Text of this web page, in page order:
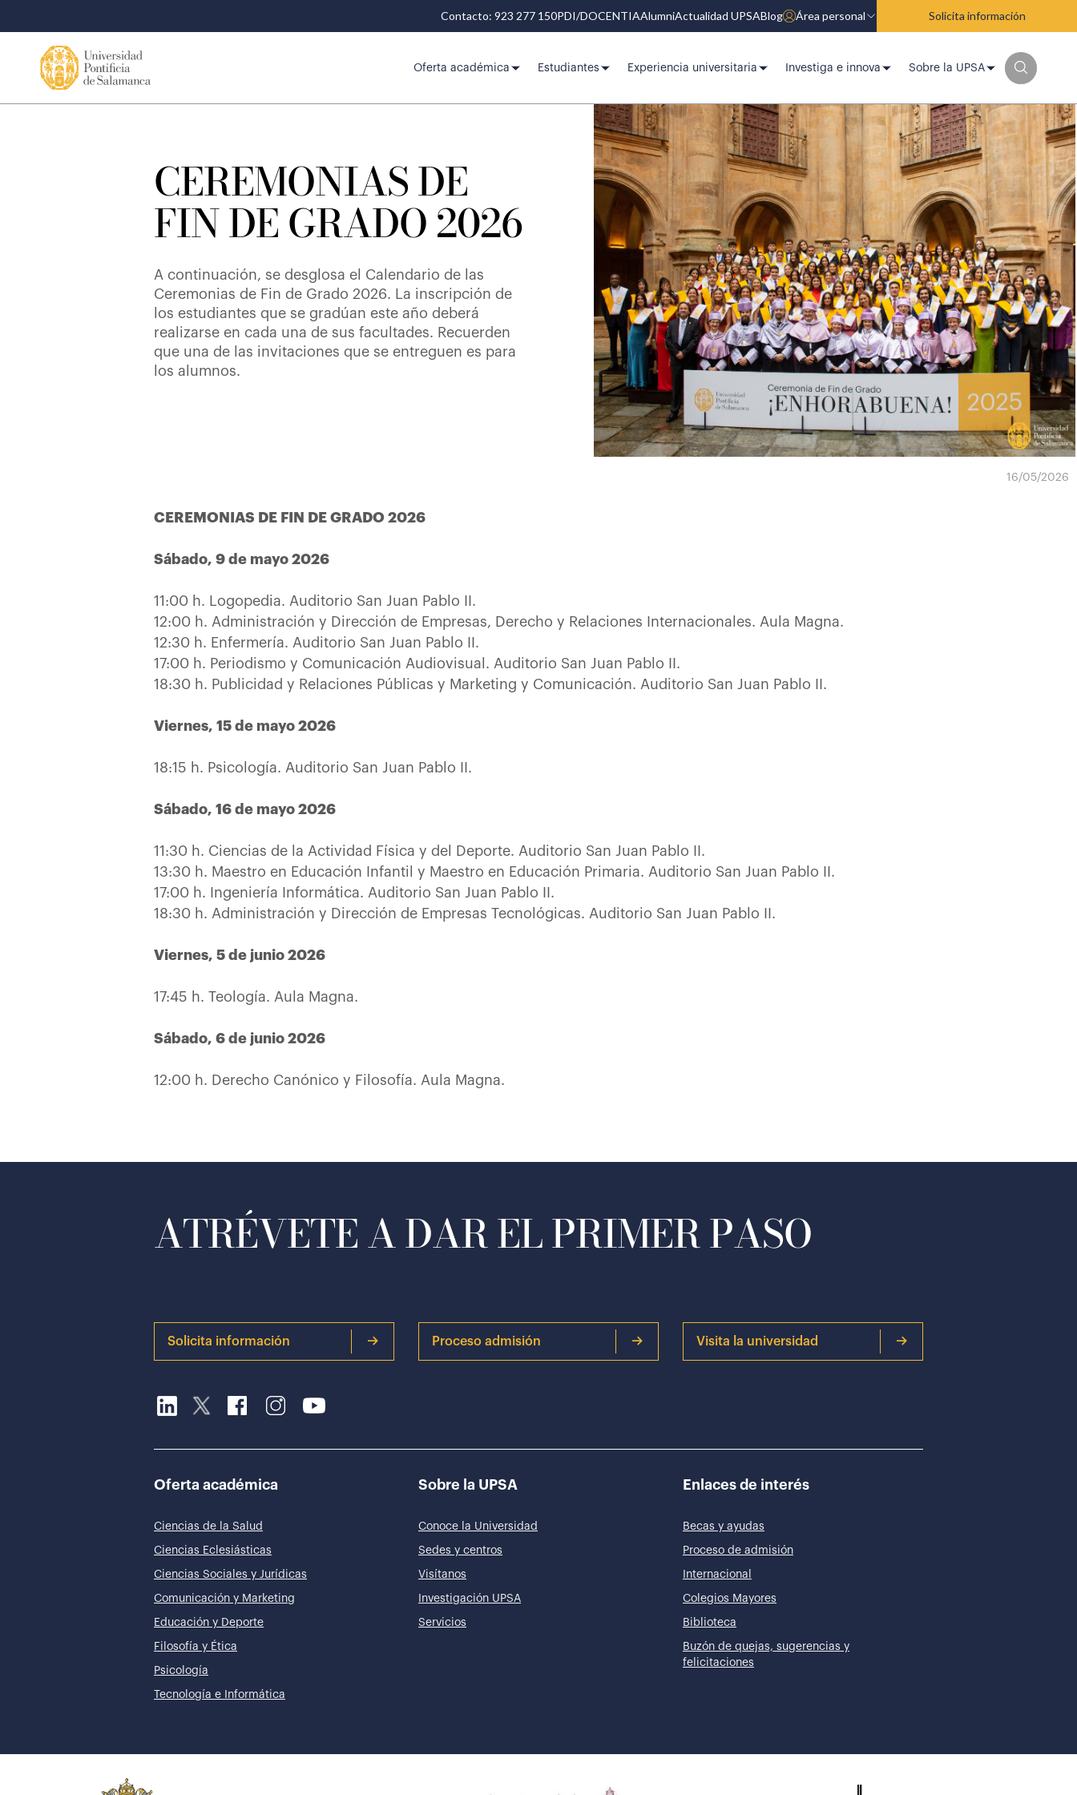
Contacto: 923 277 150PDI/DOCENTIAAlumniActualidad UPSABlog Área personal Solicita información
Oferta académica Estudiantes Experiencia universitaria Investiga e innova Sobre la UPSA
CEREMONIAS DE
FIN DE GRADO 2026
A continuación, se desglosa el Calendario de las
Ceremonias de Fin de Grado 2026. La inscripción de
los estudiantes que se gradúan este año deberá
realizarse en cada una de sus facultades. Recuerden
que una de las invitaciones que se entreguen es para
los alumnos.
16/05/2026
CEREMONIAS DE FIN DE GRADO 2026
Sábado, 9 de mayo 2026
11:00 h. Logopedia. Auditorio San Juan Pablo II.
12:00 h. Administración y Dirección de Empresas, Derecho y Relaciones Internacionales. Aula Magna.
12:30 h. Enfermería. Auditorio San Juan Pablo II.
17:00 h. Periodismo y Comunicación Audiovisual. Auditorio San Juan Pablo II.
18:30 h. Publicidad y Relaciones Públicas y Marketing y Comunicación. Auditorio San Juan Pablo II.
Viernes, 15 de mayo 2026
18:15 h. Psicología. Auditorio San Juan Pablo II.
Sábado, 16 de mayo 2026
11:30 h. Ciencias de la Actividad Física y del Deporte. Auditorio San Juan Pablo II.
13:30 h. Maestro en Educación Infantil y Maestro en Educación Primaria. Auditorio San Juan Pablo II.
17:00 h. Ingeniería Informática. Auditorio San Juan Pablo II.
18:30 h. Administración y Dirección de Empresas Tecnológicas. Auditorio San Juan Pablo II.
Viernes, 5 de junio 2026
17:45 h. Teología. Aula Magna.
Sábado, 6 de junio 2026
12:00 h. Derecho Canónico y Filosofía. Aula Magna.
ATRÉVETE A DAR EL PRIMER PASO
Solicita información Proceso admisión Visita la universidad
Oferta académica
Ciencias de la Salud
Ciencias Eclesiásticas
Ciencias Sociales y Jurídicas
Comunicación y Marketing
Educación y Deporte
Filosofía y Ética
Psicología
Tecnología e Informática
Sobre la UPSA
Conoce la Universidad
Sedes y centros
Visítanos
Investigación UPSA
Servicios
Enlaces de interés
Becas y ayudas
Proceso de admisión
Internacional
Colegios Mayores
Biblioteca
Buzón de quejas, sugerencias y
felicitaciones